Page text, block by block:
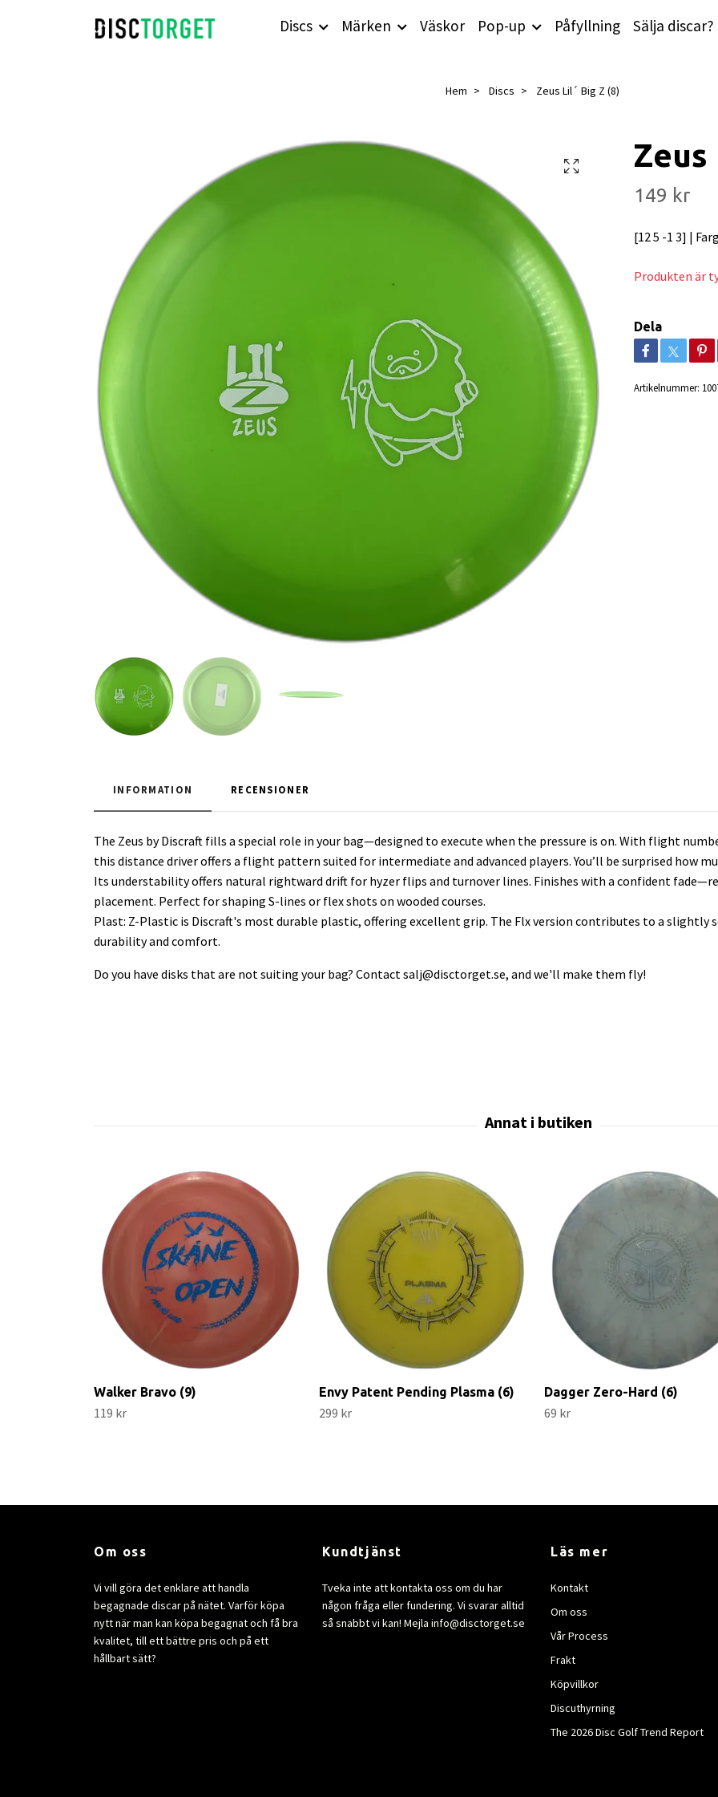
Discs Märken Väskor Pop-up Påfyllning Sälja discar?
Hem Discs Zeus Lil´ Big Z (8)
Zeus
149 kr
[12 5 -1 3] |
Produkten är
Dela
Artikelnummer:
INFORMATION RECENSIONER
The Zeus by Discraft fills a special role in your bag—designed to execute when the pressure is on. With flight
this distance driver offers a flight pattern suited for intermediate and advanced players. You’ll be surprised how
Its understability offers natural rightward drift for hyzer flips and turnover lines. Finishes with a confident
placement. Perfect for shaping S-lines or flex shots on wooded courses.
Plast: Z-Plastic is Discraft's most durable plastic, offering excellent grip. The Flx version contributes to a slightly
durability and comfort.
Do you have disks that are not suiting your bag? Contact salj@disctorget.se, and we'll make them fly!
Walker Bravo (9)
119 kr
Envy Patent Pending Plasma (6)
299 kr
Dagger Zero-Hard (6)
69 kr
Om oss
Vi vill göra det enklare att handla
begagnade discar på nätet. Varför köpa
nytt när man kan köpa begagnat och få bra
kvalitet, till ett bättre pris och på ett
hållbart sätt?
Kundtjänst
Tveka inte att kontakta oss om du har
någon fråga eller fundering. Vi svarar alltid
så snabbt vi kan! Mejla info@disctorget.se
Läs mer
Kontakt
Om oss
Vår Process
Frakt
Köpvillkor
Discuthyrning
The 2026 Disc Golf Trend Report